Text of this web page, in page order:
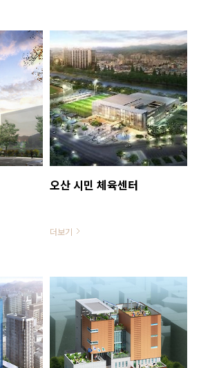
미석, 포천석공사기간: 2011.04 ~
2012.05
오산 시민 체육센터
더보기